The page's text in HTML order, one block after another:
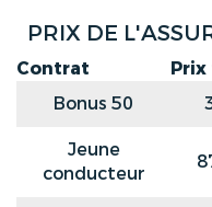
PRIX DE
Contrat Prix
Bonus 50
Jeune
conducteur